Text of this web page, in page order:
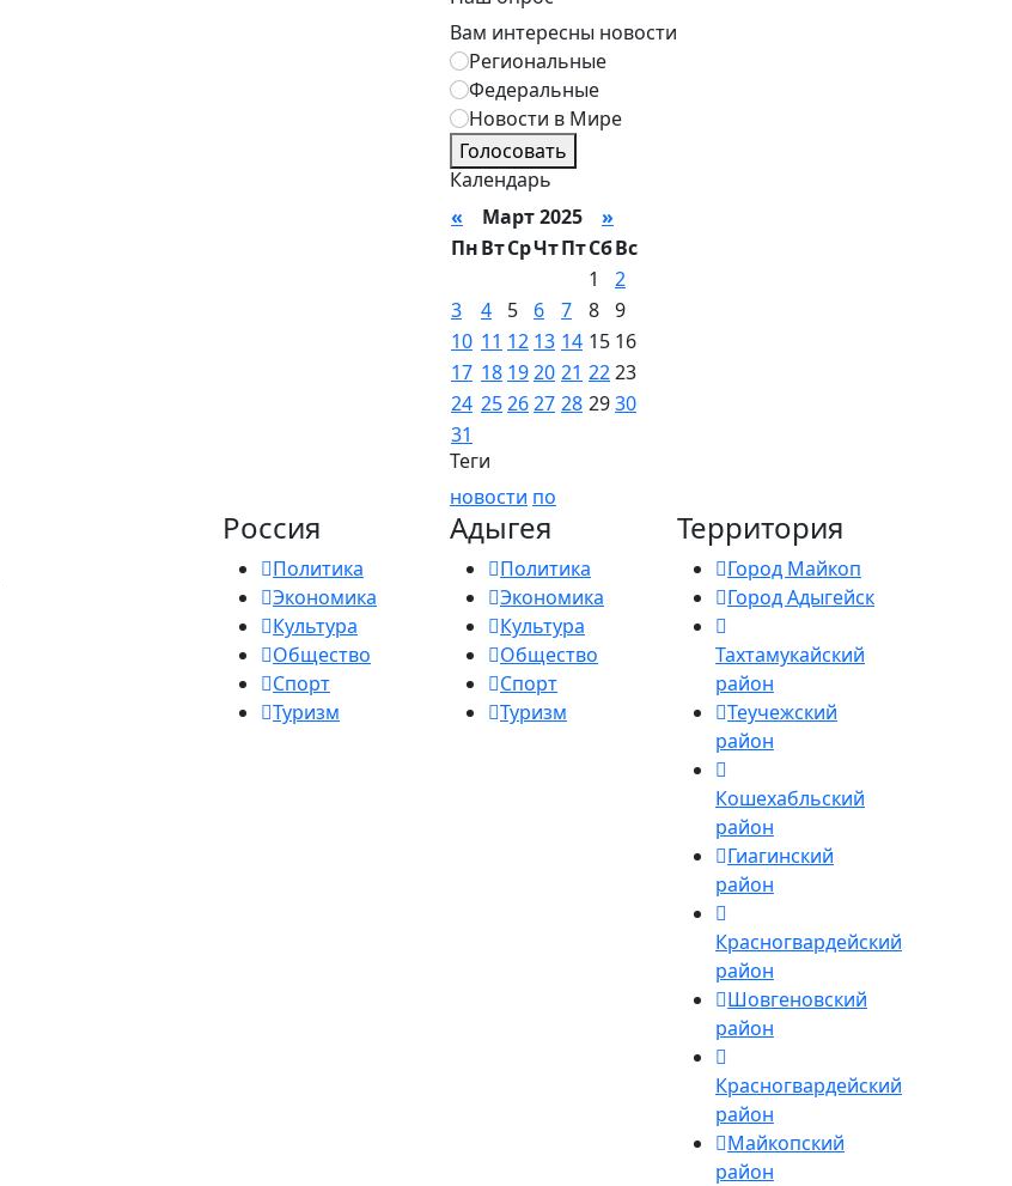
Вам интересны новости
Региональные
Федеральные
Новости в Мире
Голосовать
Календарь
« Март 2025 »
ПнВтСрЧтПтСбВс
1
2
3
4 5 6 7 8 9
10 11 12 13 14 15 16
17 18 1920 21 2223
24 252627 28 2930
31
Теги
новости по
Россия
Политика
Экономика
Культура
Общество
Спорт
Туризм
Адыгея
Политика
Экономика
Культура
Общество
Спорт
Туризм
Территория
Город Майкоп
Город Адыгейск
Тахтамукайский
район
Теучежский
район
Кошехабльский
район
Гиагинский
район
Красногвардейский
район
Шовгеновский
район
Красногвардейский
район
Майкопский
район